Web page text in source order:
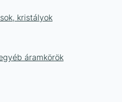
kristályok
áramkörök